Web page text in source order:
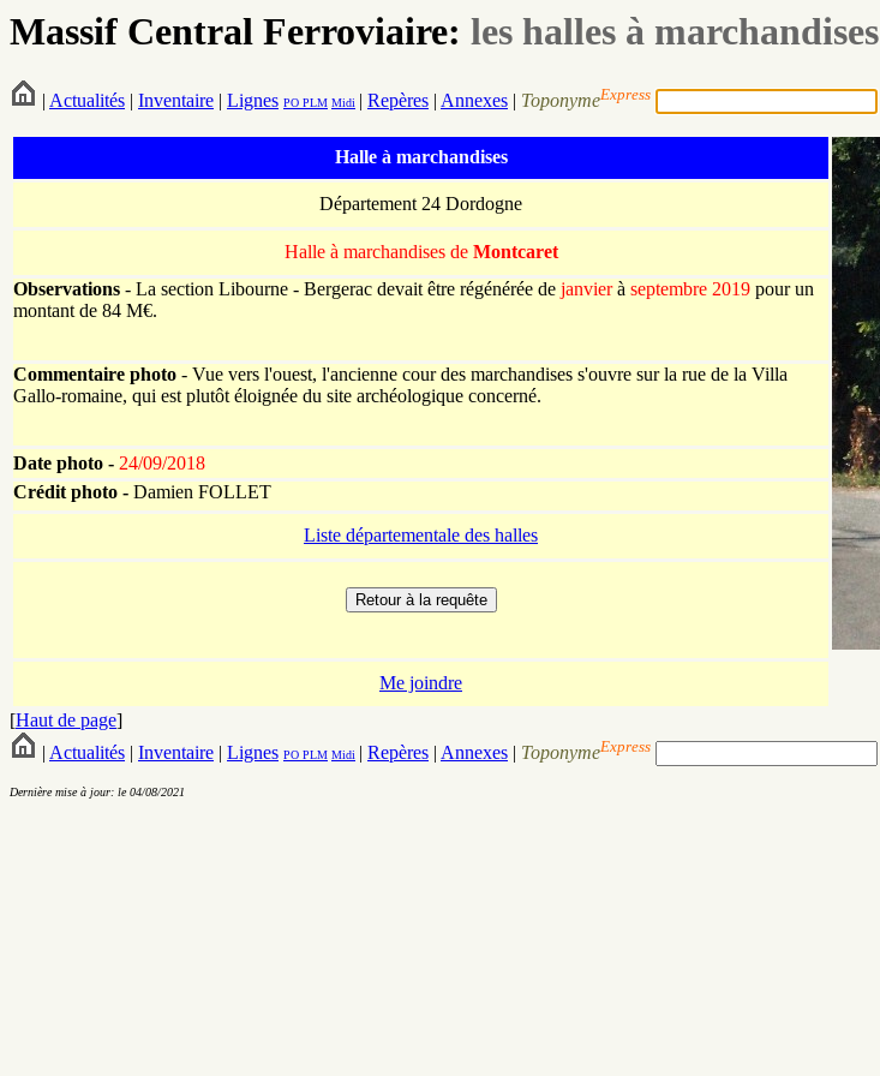
Massif Central Ferroviaire: les halles à marchandises
| Actualités | Inventaire | Lignes PO PLM Midi | Repères | Annexes | ToponymeExpress
Halle à marchandises
Département 24 Dordogne
Halle à marchandises deMontcaret
Observations - La section Libourne - Bergerac devait être régénérée de janvierà septembre 2019 pour un
montant de 84 M€.
Commentaire photo - Vue vers l'ouest, l'ancienne cour des marchandises s'ouvre sur la rue de la Villa
Gallo-romaine, qui est plutôt éloignée du site archéologique concerné.
Date photo - 24/09/2018
Crédit photo - Damien FOLLET
Liste départementale des halles
Me joindre
[Haut de page]
| Actualités | Inventaire | Lignes PO PLM Midi | Repères | Annexes | ToponymeExpress
Dernière mise à jour: le 04/08/2021